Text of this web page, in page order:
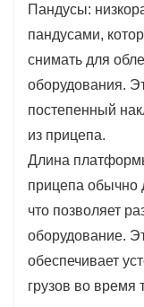
отличным
рискам при
грузов.
4. Легкая
высота
прицепа ниже,
прицепа, и
разгружать.
5. Низкая
низкого
позволяет
высоты.
Пандусы:
пандусами,
снимать для
оборудования.
постепенный
из прицепа.
Длина
прицепа обычно
что позволяет
оборудование.
обеспечивает
грузов во время